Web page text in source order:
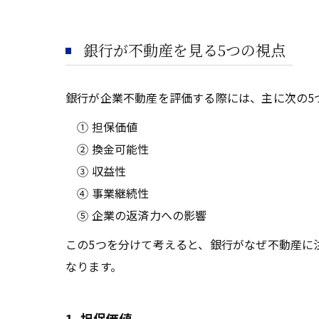
銀行が不動産を見る5つの視点
銀行が企業不動産を評価する際には、主に次の
① 担保価値
② 換金可能性
③ 収益性
④ 事業継続性
⑤ 企業の返済力への影響
この5つを分けて考えると、銀行がなぜ不動産
なります。